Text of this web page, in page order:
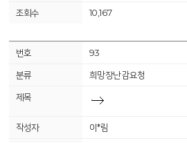
10,167
93
희망장난감요청
이*림